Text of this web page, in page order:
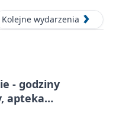
Kolejne wydarzenia
- godziny
apteka